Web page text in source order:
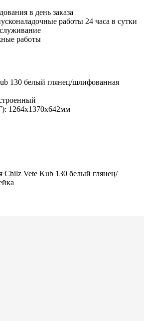
в день заказа
работы 24 часа в сутки
работы
130 белый глянец/шлифованная
1264x1370x642мм
Chilz Vete Kub 130 белый глянец/